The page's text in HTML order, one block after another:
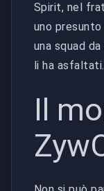
Spirit, nel
uno
una squad
li ha asfaltati.
Il